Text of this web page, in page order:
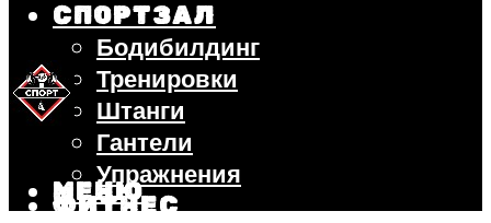
СПОРТЗАЛ
Бодибилдинг
Тренировки
Штанги
Гантели
Упражнения
ФИТНЕС
МЕНЮ